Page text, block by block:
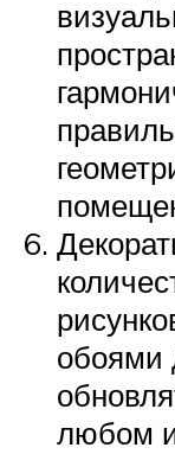
обоями
любом